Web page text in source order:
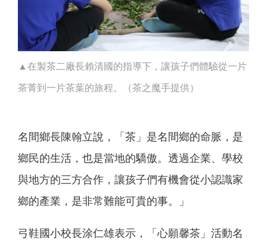
▲在製茶二廠長賴清國的指導下，讓孩子們體驗從一片
茶菁到一片茶葉的旅程。（茶之魔手提供）
名間鄉長陳翰立說，「茶」是名間鄉的命脈，是
鄉民的生活，也是當地的驕傲。透過企業、學校
與地方的三方合作，讓孩子們有機會從小認識家
鄉的產業，是非常難能可貴的事。」
弓鞋國小校長涂仁雄表示，「心願馨茶」活動名